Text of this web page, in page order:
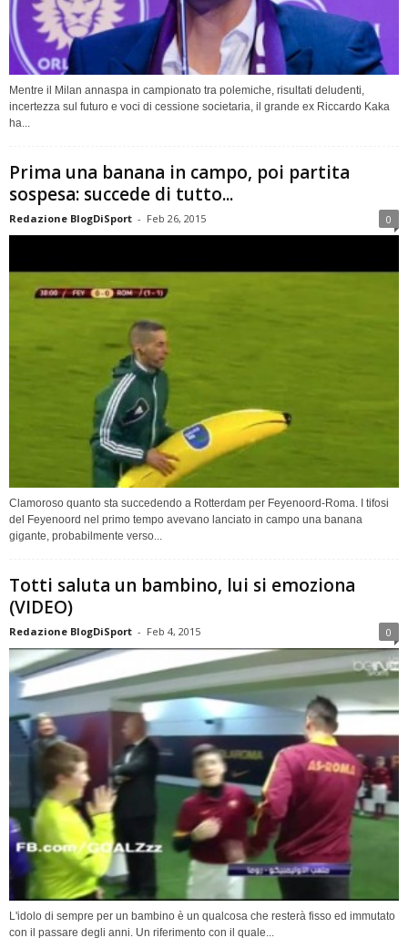
Mentre il Milan annaspa in campionato tra polemiche, risultati deludenti,
incertezza sul futuro e voci di cessione societaria, il grande ex Riccardo Kaka
ha...
Prima una banana in campo, poi partita
sospesa: succede di tutto...
Redazione BlogDiSport - Feb 26, 2015 0
Clamoroso quanto sta succedendo a Rotterdam per Feyenoord-Roma. I tifosi
del Feyenoord nel primo tempo avevano lanciato in campo una banana
gigante, probabilmente verso...
Totti saluta un bambino, lui si emoziona
(VIDEO)
Redazione BlogDiSport - Feb 4, 2015 0
L'idolo di sempre per un bambino è un qualcosa che resterà fisso ed immutato
con il passare degli anni. Un riferimento con il quale...